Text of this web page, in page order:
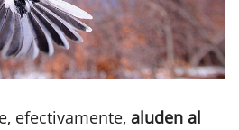
efectivamente, aluden al